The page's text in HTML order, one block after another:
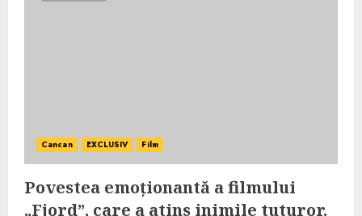
Cancan EXCLUSIV Film
Povestea emoționantă a filmului
„Fjord”, care a atins inimile tuturor.